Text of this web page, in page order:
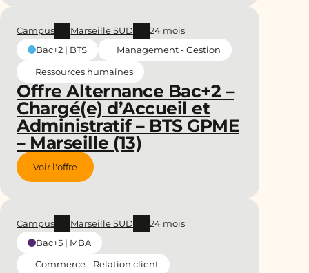
Offre Alternance Bac+2 –
Chargé(e) d’Accueil et
Administratif – BTS GPME
– Marseille (13)
Campus Marseille SUD
24 mois
Bac+2 | BTS
Management - Gestion
Ressources humaines
Voir l'offre
Campus Marseille SUD
24 mois
Bac+5 | MBA
Commerce - Relation client